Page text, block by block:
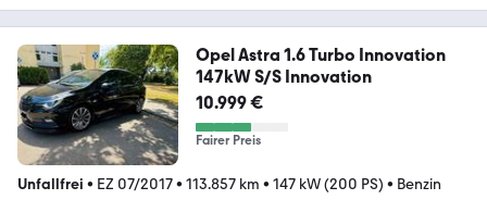
Opel Astra 1.6 Turbo Innovation
147kW S/S Innovation
10.999 €
Fairer Preis
Unfallfrei • EZ 07/2017• 113.857 km • 147 kW (200 PS) • Benzin